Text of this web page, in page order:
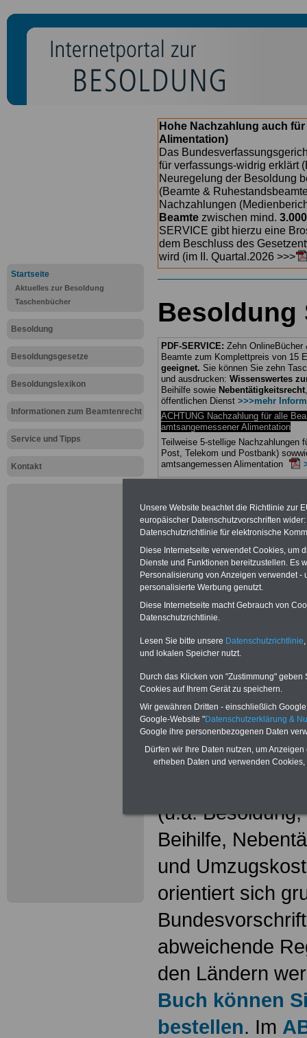
Startseite
Aktuelles zur Besoldung
Taschenbücher
Besoldung
Besoldungsgesetze
Besoldungslexikon
Informationen zum Beamtenrecht
Service und Tipps
Kontakt
Hohe Nachzahlung auch
Alimentation)
Das
für verfassungs-widrig erklärt
Neuregelung der Besoldung
(Beamte &
Nachzahlungen
Beamte zwischen mind.
SERVICE gibt hierzu eine
dem Beschluss des
wird (im II. Quartal.2026 >>>
Besoldung
PDF-SERVICE: Zehn
Beamte zum Komplettpreis von 15
geeignet. Sie können Sie zehn
und ausdrucken: Wissenswertes
Beihilfe sowie Nebentätigkeitsrecht
öffentlichen Dienst >>>mehr
ACHTUNG Nachzahlung für alle
amtsangemessener Alimentation
Teilweise 5-stellige Nachzahlungen
Post, Telekom und Postbank)
amtsangemessen Alimentation
abschließen!
Neu
Beamte
Das beliebte
und Beamte"
(u.a.
Beihilfe,
und
orientiert sich
abweichende
den Ländern
Buch können
bestellen. Im
Unsere Website beachtet die Richtlinie zur
europäischer Datenschutzvorschriften
Datenschutzrichtlinie für elektronische
Diese Internetseite verwendet Cookies, um
Dienste und Funktionen bereitzustellen. Es
Personalisierung von Anzeigen verwendet
personalisierte Werbung genutzt.
Diese Internetseite macht Gebrauch von
Datenschutzrichtlinie.
Lesen Sie bitte unsere Datenschutzrichtlinie
und lokalen Speicher nutzt.
Durch das Klicken von "Zustimmung"
Cookies auf Ihrem Gerät zu speichern.
Wir gewähren Dritten - einschließlich
Google-Website "Datenschutzerklärung &
Google ihre personenbezogenen Daten
Dürfen wir Ihre Daten nutzen, um
erheben Daten und verwenden